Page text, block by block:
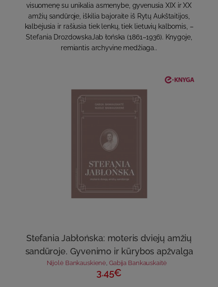
visuomenę su unikalia asmenybe, gyvenusia XIX ir XX
amžių sandūroje, iškilia bajoraite iš Rytų Aukštaitijos,
kalbėjusia ir rašiusia tiek lenkų, tiek lietuvių kalbomis, –
Stefania DrozdowskaJab łońska (1861–1936). Knygoje,
remiantis archyvine medžiaga..
Stefania Jabłońska: moteris dviejų amžių
sandūroje. Gyvenimo ir kūrybos apžvalga
Nijolė Bankauskienė, Gabija Bankauskaitė
3.45€